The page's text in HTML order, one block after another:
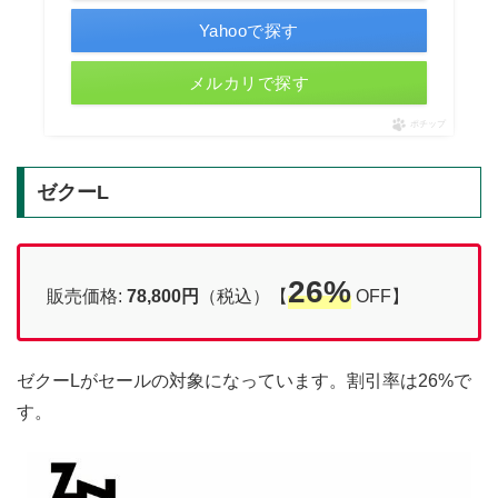
Yahooで探す
メルカリで探す
ポチップ
ゼクーL
販売価格: 78,800円 （税込）【26% OFF】
ゼクーLがセールの対象になっています。割引率は26%で
す。